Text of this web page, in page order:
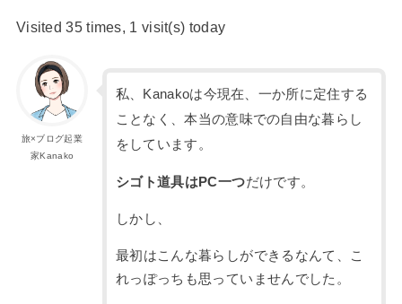
Visited 35 times, 1 visit(s) today
旅×ブログ起業
家Kanako
私、Kanakoは今現在、一か所に定住する
ことなく、本当の意味での自由な暮らし
をしています。
シゴト道具はPC一つだけです。
しかし、
最初はこんな暮らしができるなんて、こ
れっぽっちも思っていませんでした。